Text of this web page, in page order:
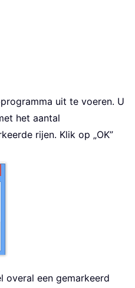
uit te voeren. U
het aantal
rijen. Klik op „OK”
overal een gemarkeerd